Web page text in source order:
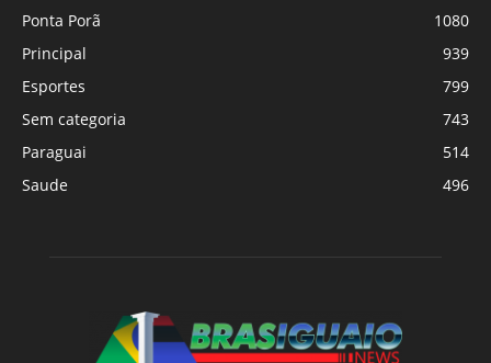
Ponta Porã
1080
Principal
939
Esportes
799
Sem categoria
743
Paraguai
514
Saude
496